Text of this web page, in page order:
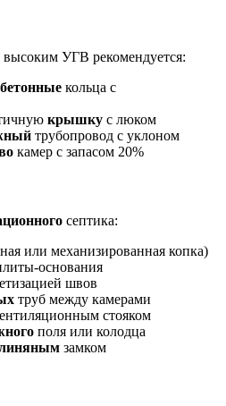
УГВ рекомендуется:
кольца с
крышку с люком
трубопровод с уклоном
камер с запасом 20%
септика:
или механизированная копка)
основания
швов
труб между камерами
стояком
поля или колодца
замком